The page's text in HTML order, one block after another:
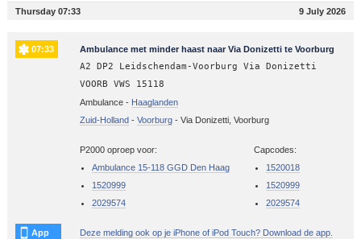
Thursday 07:33 9 July 2026
07:33 Ambulance met minder haast naar Via Donizetti te Voorburg
A2 DP2 Leidschendam-Voorburg Via Donizetti
VOORB VWS 15118
Ambulance - Haaglanden
Zuid-Holland- Voorburg- Via Donizetti, Voorburg
P2000 oproep voor:
Ambulance 15-118 GGD Den Haag
1520999
2029574
Capcodes:
1520018
1520999
2029574
App
Deze melding ook op je iPhone of iPod Touch? Download de app.